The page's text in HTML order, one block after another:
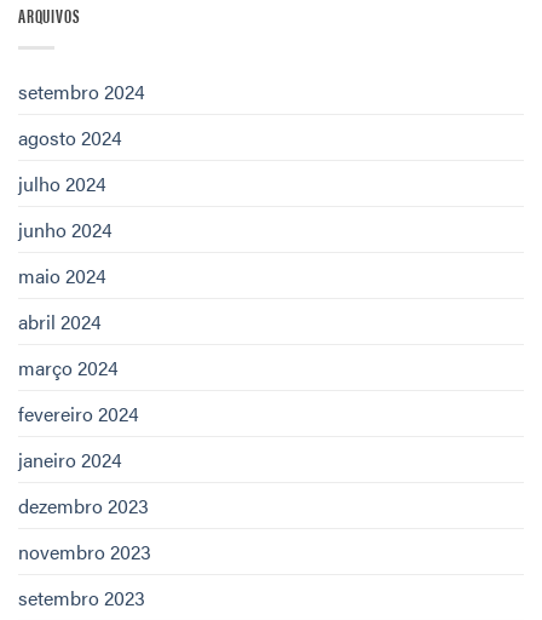
ARQUIVOS
setembro 2024
agosto 2024
julho 2024
junho 2024
maio 2024
abril 2024
março 2024
fevereiro 2024
janeiro 2024
dezembro 2023
novembro 2023
setembro 2023